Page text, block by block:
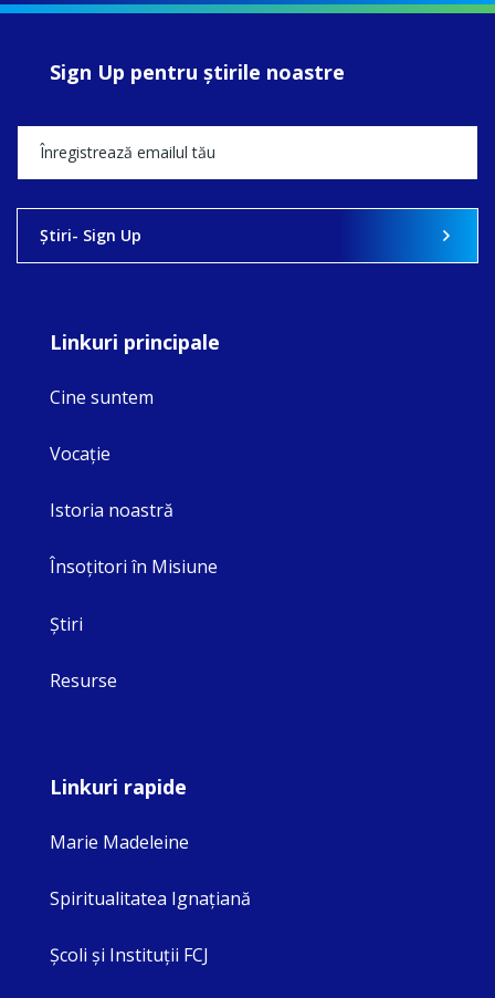
Sign Up pentru ştirile noastre
Ştiri- Sign Up
Linkuri principale
Cine suntem
Vocaţie
Istoria noastră
Însoţitori în Misiune
Ştiri
Resurse
Linkuri rapide
Marie Madeleine
Spiritualitatea Ignaţiană
Şcoli şi Instituţii FCJ